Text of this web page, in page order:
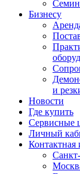
Бизнесу
и
Новости
Где купить
Сервисные
Личный